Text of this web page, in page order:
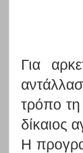
Για
τρόπο τη
δίκαιος
Η